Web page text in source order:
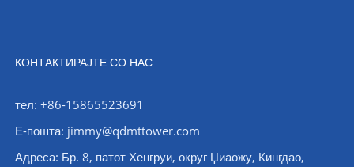
КОНТАКТИРАЈТЕ СО НАС
тел: +86-15865523691
Е-пошта: jimmy@qdmttower.com
Адреса: Бр. 8, патот Хенгруи, округ Џиаожу, Кингдао,